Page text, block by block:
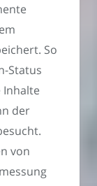
So
Status
Inhalte
der
von